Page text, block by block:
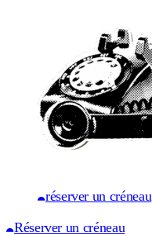
réserver un créneau
Réserver un créneau